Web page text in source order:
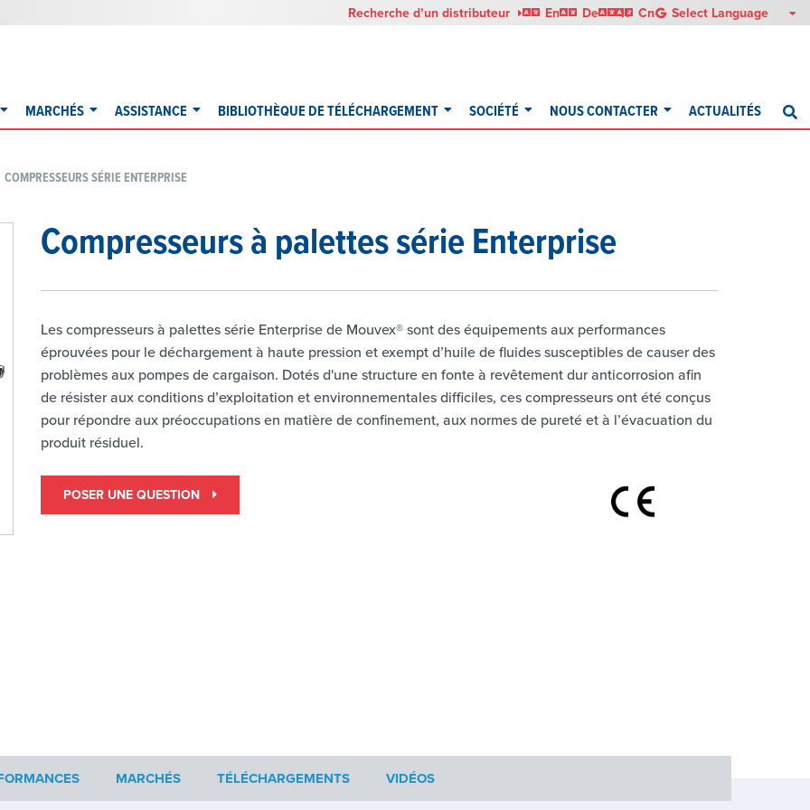
Recherche d’un distributeur En English
De Deutsch
It Italiano
Cn 中文
MARCHÉS ASSISTANCE BIBLIOTHÈQUE DE TÉLÉCHARGEMENT SOCIÉTÉ NOUS CONTACTER ACTUALITÉS
COMPRESSEURS SÉRIE ENTERPRISE
Compresseurs à palettes série Enterprise
Les compresseurs à palettes série Enterprise de Mouvex® sont des équipements aux performances
éprouvées pour le déchargement à haute pression et exempt d’huile de fluides susceptibles de causer des
problèmes aux pompes de cargaison. Dotés d'une structure en fonte à revêtement dur anticorrosion afin
de résister aux conditions d’exploitation et environnementales difficiles, ces compresseurs ont été conçus
pour répondre aux préoccupations en matière de confinement, aux normes de pureté et à l’évacuation du
produit résiduel.
POSER UNE QUESTION
MARCHÉS TÉLÉCHARGEMENTS VIDÉOS